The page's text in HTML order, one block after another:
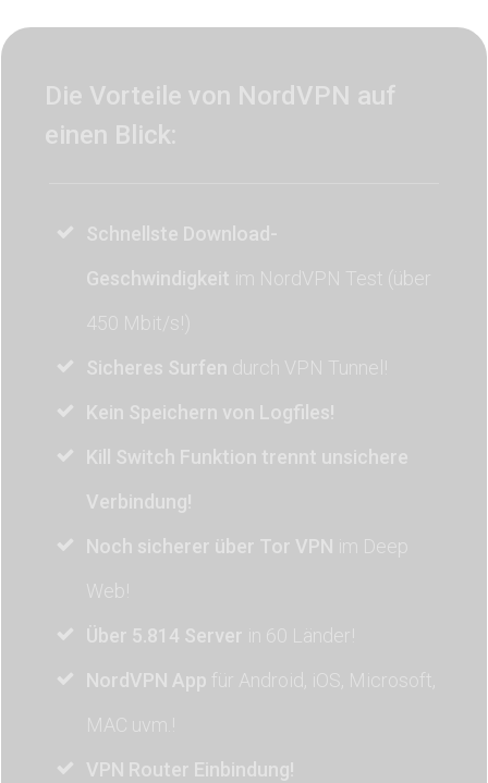
Die Vorteile von NordVPN auf
einen Blick:
Schnellste Download-
Geschwindigkeit im NordVPN Test (über
450 Mbit/s!)
Sicheres Surfen
durch VPN Tunnel!
Kein Speichern von Logfiles!
Kill Switch Funktion trennt unsichere
Verbindung!
Noch sicherer über Tor VPN im Deep
Web!
Über 5.814 Server in 60 Länder!
NordVPN App für Android, iOS, Microsoft,
MAC uvm.!
VPN Router Einbindung!